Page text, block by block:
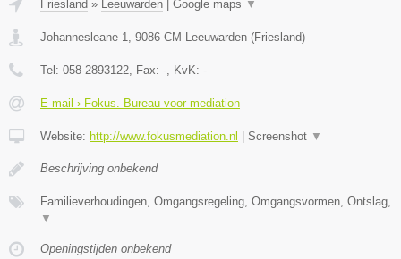
Friesland » Leeuwarden Google maps ▼
Johannesleane 1, 9086 CM Leeuwarden (Friesland)
Tel: 058-2893122, Fax: -, KvK: -
E-mail › Fokus. Bureau voor mediation
Website: http://www.fokusmediation.nl Screenshot ▼
Beschrijving onbekend
Familieverhoudingen, Omgangsregeling, Omgangsvormen, Ontslag,
▼
Openingstijden onbekend